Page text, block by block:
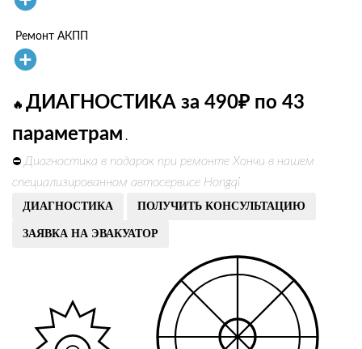
Ремонт АКПП
🔥 ДИАГНОСТИКА за 490₽ по 43
параметрам .
⛔ Диагностика в подарок при ремонте Хончи в нашем
специализированном автосервисе Hongqi
ДИАГНОСТИКА ПОЛУЧИТЬ КОНСУЛЬТАЦИЮ
ЗАЯВКА НА ЭВАКУАТОР